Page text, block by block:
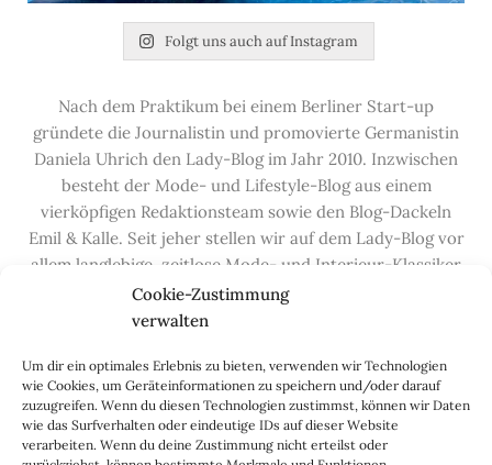
Cookie-Zustimmung
verwalten
Um dir ein optimales Erlebnis zu bieten, verwenden wir Technologien
wie Cookies, um Geräteinformationen zu speichern und/oder darauf
zuzugreifen. Wenn du diesen Technologien zustimmst, können wir Daten
wie das Surfverhalten oder eindeutige IDs auf dieser Website
verarbeiten. Wenn du deine Zustimmung nicht erteilst oder
Folgt uns auch auf Instagram
Nach dem Praktikum bei einem Berliner Start-up
gründete die Journalistin und promovierte Germanistin
Daniela Uhrich den Lady-Blog im Jahr 2010. Inzwischen
besteht der Mode- und Lifestyle-Blog aus einem
vierköpfigen Redaktionsteam sowie den Blog-Dackeln
Emil & Kalle. Seit jeher stellen wir auf dem Lady-Blog vor
allem langlebige, zeitlose Mode- und Interieur-Klassiker
vor, die hochwertig verarbeitet und unter guten
Bedingungen hergestellt wurden – gerne „Made in
Handwerksberufe und kleine feine Firmen, denen wir
hier auf dem Blog eine Präsentationsfläche bieten, sowie
alle Dinge, die das Leben ein bisschen schöner machen.
Darüber hinaus legen wir großen Wert auf den